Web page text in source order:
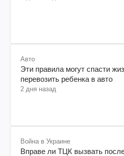
Авто
Эти правила могут спасти
перевозить ребенка в авто
2 дня назад
Война в Украине
Вправе ли ТЦК вызвать